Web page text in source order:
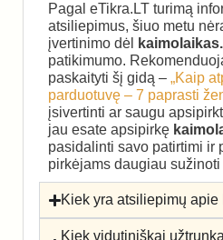
Pagal eTikra.LT turimą
atsiliepimus, šiuo metu
įvertinimo dėl
patikimumo.
paskaityti šį gidą – „Kaip
parduotuvę – 7 paprasti
įsivertinti ar saugu
jau esate apsipirkę
pasidalinti savo patirtimi ir
pirkėjams daugiau
Kiek yra atsiliepimų apie
Kiek vidutiniškai